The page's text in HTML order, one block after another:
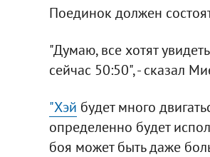
Поединок должен
"Думаю, все хотят
сейчас 50:50", - сказал
"Хэй будет много
определенно будет
боя может быть даже